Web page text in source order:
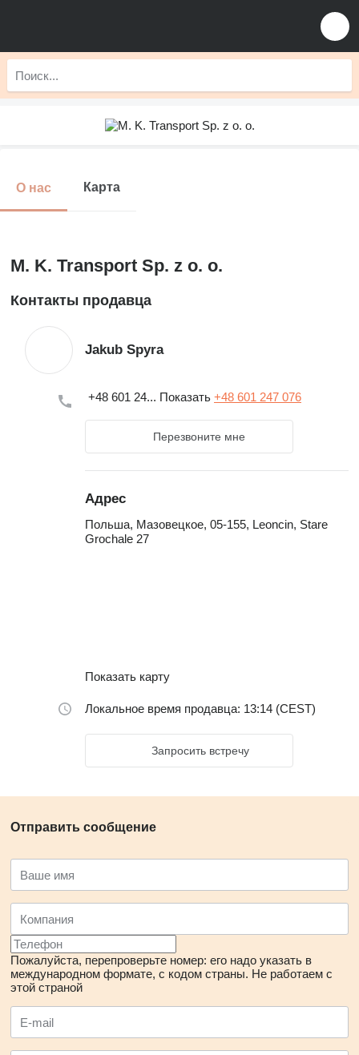
О нас Карта
M. K. Transport Sp. z o. o.
Контакты продавца
Jakub Spyra
+48 601 24... Показать +48 601 247 076
Перезвоните мне
Адрес
Польша, Мазовецкое, 05-155, Leoncin, Stare
Grochale 27
Показать карту
Локальное время продавца: 13:14 (CEST)
Запросить встречу
Отправить сообщение
Пожалуйста, перепроверьте номер: его надо указать в
международном формате, с кодом страны. Не работаем с
этой страной